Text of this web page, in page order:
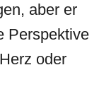
aber er
Perspektive
oder